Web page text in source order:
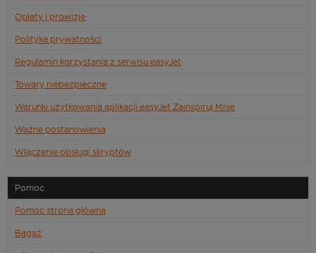
Opłaty i prowizje
Polityka prywatności
Regulamin korzystania z serwisu easyJet
Towary niebezpieczne
Warunki użytkowania aplikacji easyJet Zainspiruj Mnie
Ważne postanowienia
Włączenie obsługi skryptów
Pomoc
Pomoc strona główna
Bagaż